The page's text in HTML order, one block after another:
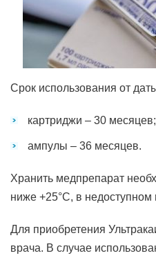
Срок использования от
картриджи – 30 месяцев;
ампулы – 36 месяцев.
Хранить медпрепарат
ниже +25°С, в недоступном
Для приобретения
врача. В случае